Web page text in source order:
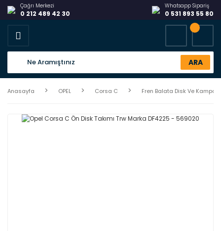
Çağrı Merkezi
0 212 489 42 30
Whatsapp Sipariş
0 531 893 55 80
ARA
Anasayfa OPEL Corsa C Fren Balata Disk Ve